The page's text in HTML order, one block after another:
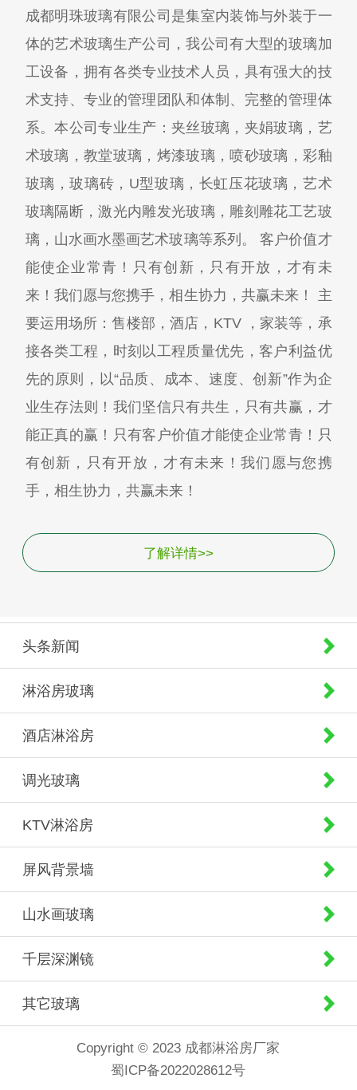
成都明珠玻璃有限公司是集室内装饰与外装于一
体的艺术玻璃生产公司，我公司有大型的玻璃加
工设备，拥有各类专业技术人员，具有强大的技
术支持、专业的管理团队和体制、完整的管理体
系。本公司专业生产：夹丝玻璃，夹娟玻璃，艺
术玻璃，教堂玻璃，烤漆玻璃，喷砂玻璃，彩釉
玻璃，玻璃砖，U型玻璃，长虹压花玻璃，艺术
玻璃隔断，激光内雕发光玻璃，雕刻雕花工艺玻
璃，山水画水墨画艺术玻璃等系列。 客户价值才
能使企业常青！只有创新，只有开放，才有未
来！我们愿与您携手，相生协力，共赢未来！ 主
要运用场所：售楼部，酒店，KTV ，家装等，承
接各类工程，时刻以工程质量优先，客户利益优
先的原则，以“品质、成本、速度、创新”作为企
业生存法则！我们坚信只有共生，只有共赢，才
能正真的赢！只有客户价值才能使企业常青！只
有创新，只有开放，才有未来！我们愿与您携
手，相生协力，共赢未来！
了解详情>>
头条新闻
淋浴房玻璃
酒店淋浴房
调光玻璃
KTV淋浴房
屏风背景墙
山水画玻璃
千层深渊镜
其它玻璃
Copyright © 2023 成都淋浴房厂家
蜀ICP备2022028612号